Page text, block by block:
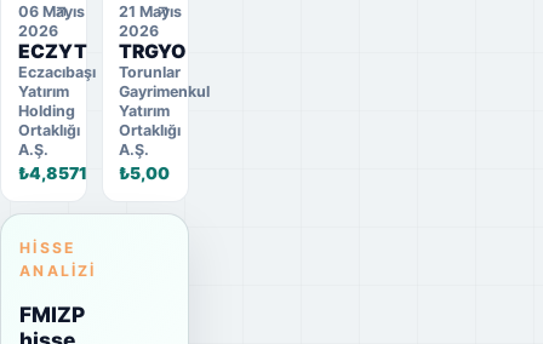
06 Mayıs
2026
ECZYT
Eczacıbaşı
Yatırım
Holding
Ortaklığı
A.Ş.
₺4,8571
21 Mayıs
2026
TRGYO
Torunlar
Gayrimenkul
Yatırım
Ortaklığı
A.Ş.
₺5,00
HISSE
ANALIZI
FMIZP